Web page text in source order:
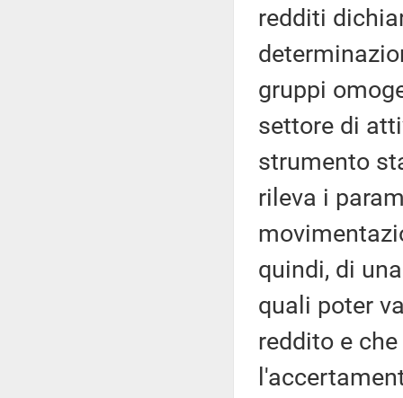
redditi
gruppi
settore di
strumento
rileva i
quindi, di
quali poter
reddito e